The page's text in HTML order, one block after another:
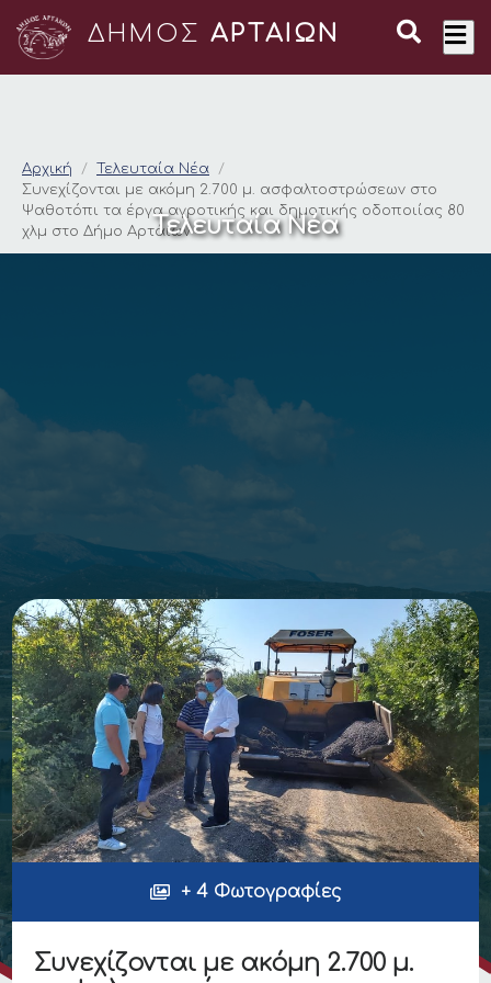
ΔΗΜΟΣ ΑΡΤΑΙΩΝ
Συνεχίζονται με
Αρχική
Τελευταία Νέα
Συνεχίζονται με ακόμη 2.700 μ. ασφαλτοστρώσεων στο
Ψαθοτόπι τα έργα αγροτικής και δημοτικής οδοποιίας 80
χλμ στο Δήμο ΑρτάιωνΤελευταία Νέα
+ 4 Φωτογραφίες
Συνεχίζονται με ακόμη 2.700 μ.